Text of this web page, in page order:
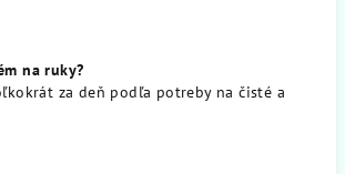
na ruky?
za deň podľa potreby na čisté a